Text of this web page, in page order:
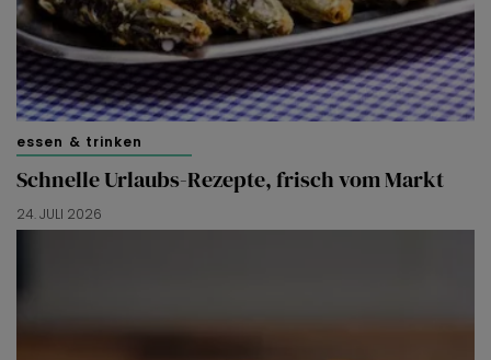
essen & trinken
Schnelle Urlaubs-Rezepte, frisch vom Markt
24. JULI 2026